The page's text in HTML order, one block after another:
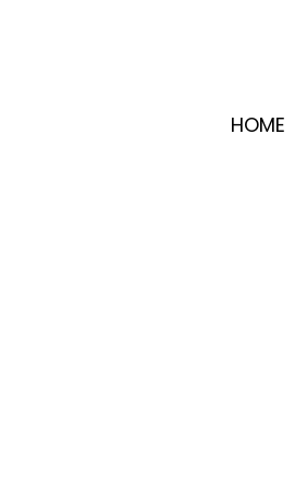
HOME